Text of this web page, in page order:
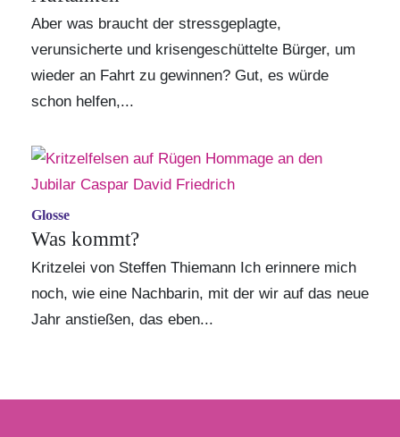
Aber was braucht der stressgeplagte,
verunsicherte und krisengeschüttelte Bürger, um
wieder an Fahrt zu gewinnen? Gut, es würde
schon helfen,...
Glosse
Was kommt?
Kritzelei von Steffen Thiemann Ich erinnere mich
noch, wie eine Nachbarin, mit der wir auf das neue
Jahr anstießen, das eben...